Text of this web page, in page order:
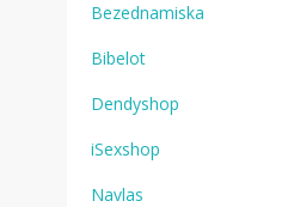
Bezednamiska
Bibelot
Dendyshop
iSexshop
Navlas